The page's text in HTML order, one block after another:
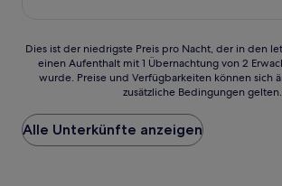
Dies
der
Preis
pro
Nacht,
Dies ist der niedrigste Preis pro Nacht, der in den
einen Aufenthalt mit 1 Übernachtung von 2
wurde. Preise und Verfügbarkeiten können sich
zusätzliche Bedingungen gelten.
Alle Unterkünfte anzeigen